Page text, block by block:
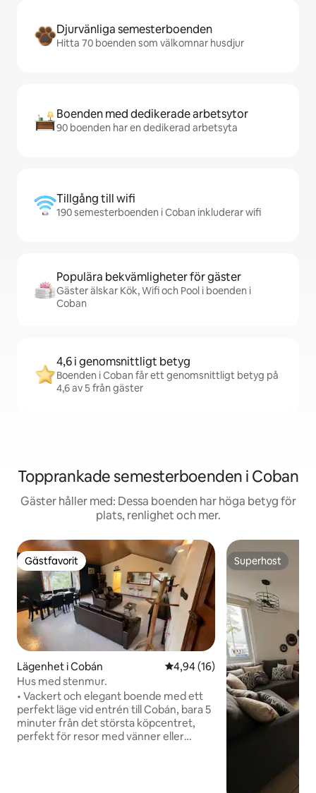
Djurvänliga semesterboenden
Hitta 70 boenden som välkomnar husdjur
Boenden med dedikerade arbetsytor
90 boenden har en dedikerad arbetsyta
Tillgång till wifi
190 semesterboenden i Coban inkluderar wifi
Populära bekvämligheter för gäster
Gäster älskar Kök, Wifi och Pool i boenden i
Coban
4,6 i genomsnittligt betyg
Boenden i Coban får ett genomsnittligt betyg på
4,6 av 5 från gäster
Topprankade semesterboenden i Coban
Gäster håller med: Dessa boenden har höga betyg för
plats, renlighet och mer.
Gästfavorit
Gästfavorit
Lägenhet i Cobán 4,94 av 5 i genomsnittligt
4,94 (16)
Hus med stenmur.
• Vackert och elegant boende med ett
perfekt läge vid entrén till Cobán, bara 5
minuter från det största köpcentret,
perfekt för resor med vänner eller
Superhost
Superhost